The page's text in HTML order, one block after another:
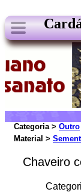
Categoria > Outro
Material >
Chaveiro